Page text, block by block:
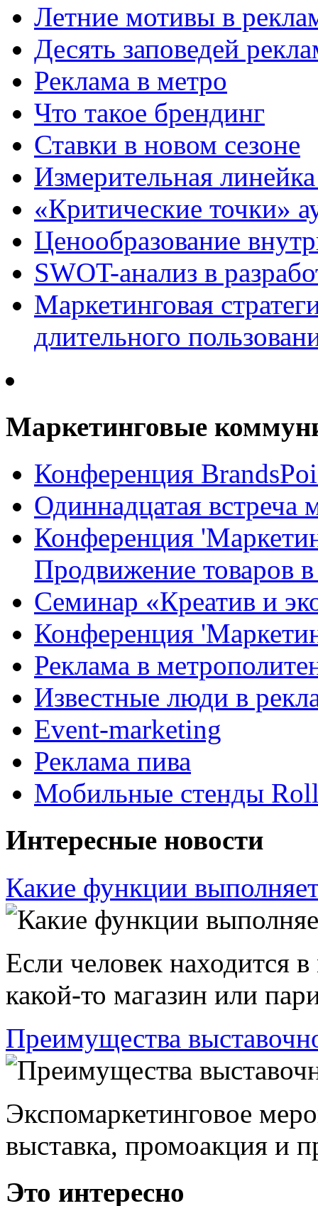
Летние мотивы в
Десять заповедей
Реклама в метро
Что такое брендинг
Ставки в новом сезоне
Измерительная
«Критические точки»
Ценообразование
SWOT-анализ в
Маркетинговая
длительного
Маркетинговые
Конференция
Одиннадцатая
Конференция
Продвижение товаров
Семинар «Креатив и
Конференция
Реклама в
Известные люди в
Event-marketing
Реклама пива
Мобильные стенды
Интересные новости
Какие функции
Если человек находится
какой-то магазин или
Преимущества
Экспомаркетинговое
выставка, промоакция и
Это интересно